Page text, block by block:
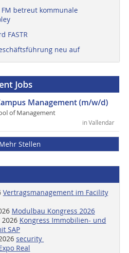
FM betreut kommunale
FASTR
neu auf
Jobs
Management (m/w/d)
of Management
in Vallendar
Mehr Stellen
Vertragsmanagement im Facility
Modulbau Kongress 2026
Kongress Immobilien- und
SAP
security
Real